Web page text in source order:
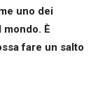
uno dei
È
fare un salto